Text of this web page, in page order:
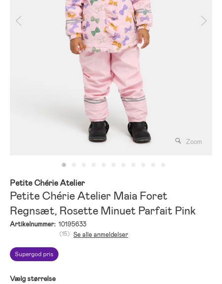
Zoom
Petite Chérie Atelier
Petite Chérie Atelier Maia Foret
Regnsæt, Rosette Minuet Parfait Pink
Artikelnummer: 10195633
Supergod pris
(15) Se alle anmeldelser
Vælg størrelse